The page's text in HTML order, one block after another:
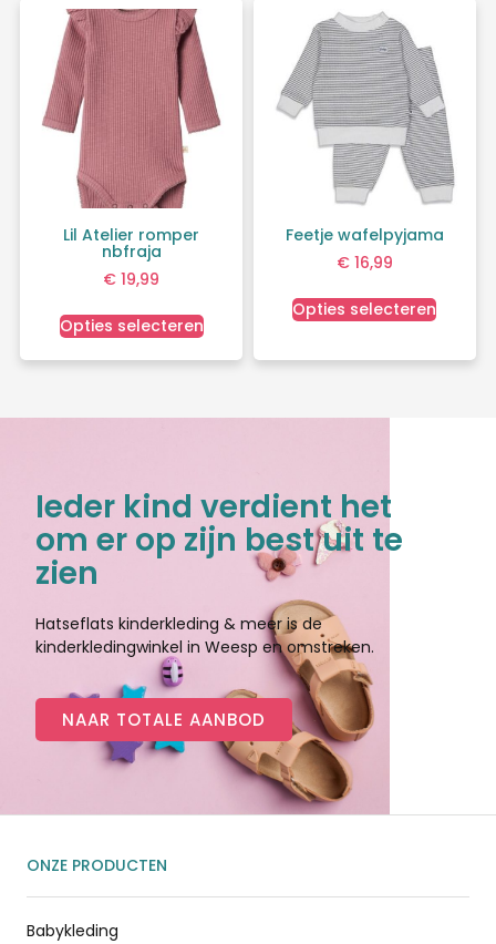
Lil Atelier romper
nbfraja
€ 19,99
Opties selecteren
Feetje wafelpyjama
€16,99
Opties selecteren
Ieder kind verdient het
om er op zijn best uit te
zien
Hatseflats kinderkleding & meer is de
kinderkledingwinkel in Weesp en omstreken.
NAAR TOTALE AANBOD
ONZE PRODUCTEN
Babykleding